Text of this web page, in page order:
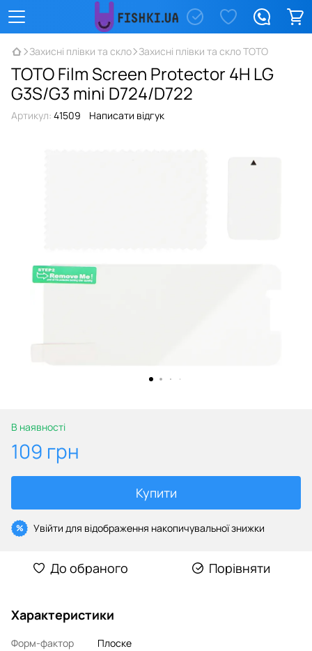
Захисні плівки та скло Захисні плівки та скло TOTO
TOTO Film Screen Protector 4H LG
G3S/G3 mini D724/D722
Артикул: 41509 Написати відгук
В наявності
109 грн
Купити
% Увійти для відображення накопичувальної знижки
До обраного Порівняти
Характеристики
Форм-фактор
Плоске